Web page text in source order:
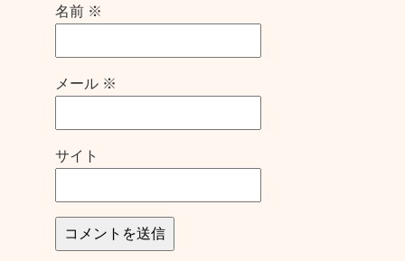
名前 ※
メール ※
サイト